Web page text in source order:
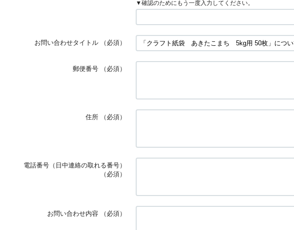
▼確認のためにもう一度入力してください。
お問い合わせタイトル （必須）
郵便番号 （必須）
住所 （必須）
電話番号（日中連絡の取れる番号）
（必須）
お問い合わせ内容 （必須）